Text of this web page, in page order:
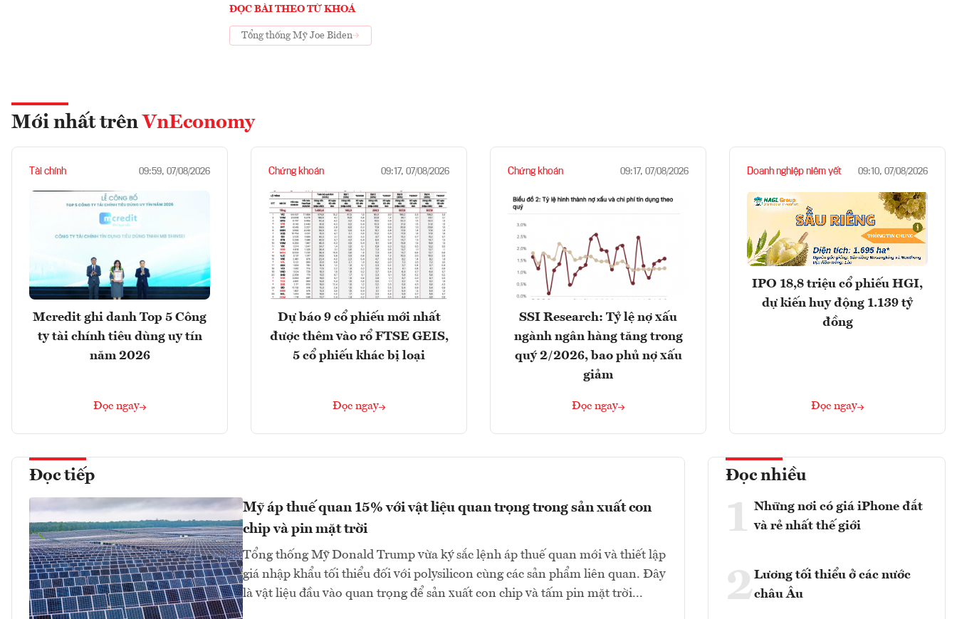
ĐỌC BÀI THEO TỪ KHOÁ
Tổng thống Mỹ Joe Biden
Mới nhất trên VnEconomy
Tài chính 09:59, 07/08/2026
Mcredit ghi danh Top 5 Công
ty tài chính tiêu dùng uy tín
năm 2026
Đọc ngay
Chứng khoán 09:17, 07/08/2026
Dự báo 9 cổ phiếu mới nhất
được thêm vào rổ FTSE GEIS,
5 cổ phiếu khác bị loại
Đọc ngay
Chứng khoán 09:17, 07/08/2026
SSI Research: Tỷ lệ nợ xấu
ngành ngân hàng tăng trong
quý 2/2026, bao phủ nợ xấu
giảm
Đọc ngay
Doanh nghiệp niêm yết 09:10, 07/08/2026
IPO 18,8 triệu cổ phiếu HGI,
dự kiến huy động 1.139 tỷ
đồng
Đọc ngay
Đọc tiếp
Mỹ áp thuế quan 15% với vật liệu quan trọng trong sản xuất con
chip và pin mặt trời
Tổng thống Mỹ Donald Trump vừa ký sắc lệnh áp thuế quan mới và thiết lập
giá nhập khẩu tối thiểu đối với polysilicon cùng các sản phẩm liên quan. Đây
là vật liệu đầu vào quan trọng để sản xuất con chip và tấm pin mặt trời...
Đọc nhiều
1 Những nơi có giá iPhone đắt
và rẻ nhất thế giới
2Lương tối thiểu ở các nước
châu Âu